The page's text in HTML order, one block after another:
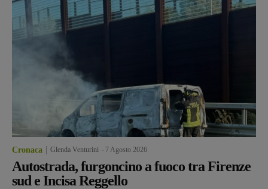
Cronaca Glenda Venturini 7 Agosto 2026
Autostrada, furgoncino a fuoco tra Firenze
sud e Incisa Reggello